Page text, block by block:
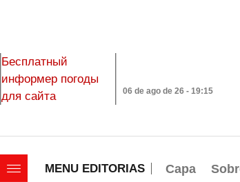
Бесплатный
информер погоды
для сайта
06 de ago de 26 - 19:15
MENU EDITORIAS Capa